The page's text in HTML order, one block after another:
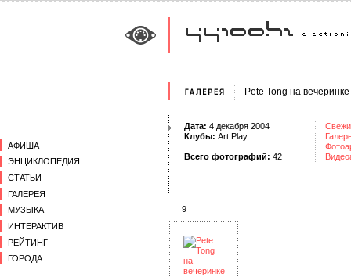
АФИША
ЭНЦИКЛОПЕДИЯ
СТАТЬИ
ГАЛЕРЕЯ
МУЗЫКА
ИНТЕРАКТИВ
РЕЙТИНГ
ГОРОДА
Pete Tong на
Дата: 4 декабря 2004
Клубы: Art Play
Всего фотографий: 42
9